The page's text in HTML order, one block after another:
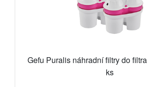
Gefu Puralis náhradní filtry do
ks